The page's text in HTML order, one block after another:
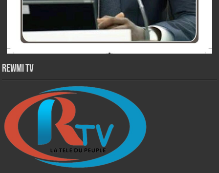
Rewmi TV